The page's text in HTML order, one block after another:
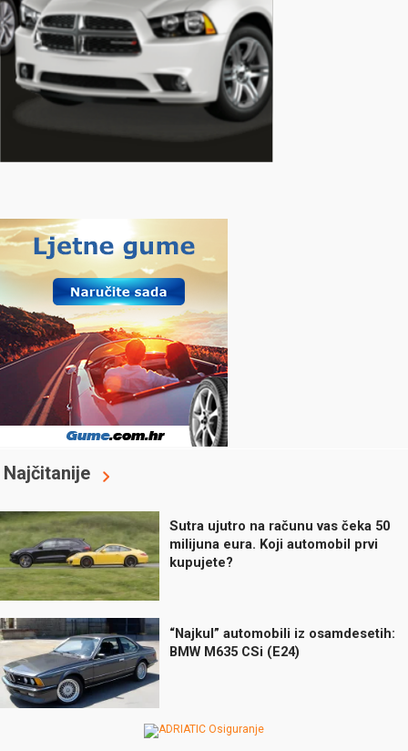
Najčitanije
Sutra ujutro na računu vas čeka 50
milijuna eura. Koji automobil prvi
kupujete?
“Najkul” automobili iz osamdesetih:
BMW M635 CSi (E24)